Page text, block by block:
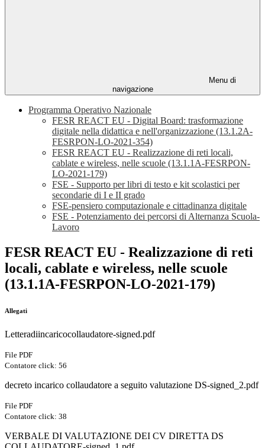
Menu di
navigazione
Programma Operativo Nazionale
FESR REACT EU - Digital Board: trasformazione
digitale nella didattica e nell'organizzazione (13.1.2A-
FESRPON-LO-2021-354)
FESR REACT EU - Realizzazione di reti locali,
cablate e wireless, nelle scuole (13.1.1A-FESRPON-
LO-2021-179)
FSE - Supporto per libri di testo e kit scolastici per
secondarie di I e II grado
FSE-pensiero computazionale e cittadinanza digitale
FSE - Potenziamento dei percorsi di Alternanza Scuola-
Lavoro
FESR REACT EU - Realizzazione di reti
locali, cablate e wireless, nelle scuole
(13.1.1A-FESRPON-LO-2021-179)
Allegati
Letteradiincaricocollaudatore-signed.pdf
File PDF
Contatore click: 56
decreto incarico collaudatore a seguito valutazione DS-signed_2.pdf
File PDF
Contatore click: 38
VERBALE DI VALUTAZIONE DEI CV DIRETTA DS